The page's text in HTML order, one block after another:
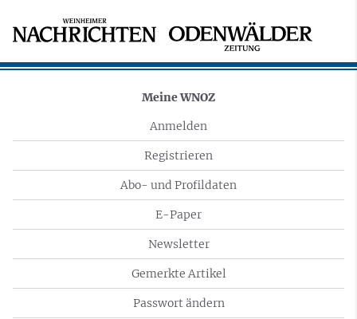
Meine WNOZ
Anmelden
Registrieren
Abo- und Profildaten
E-Paper
Newsletter
Gemerkte Artikel
Passwort ändern